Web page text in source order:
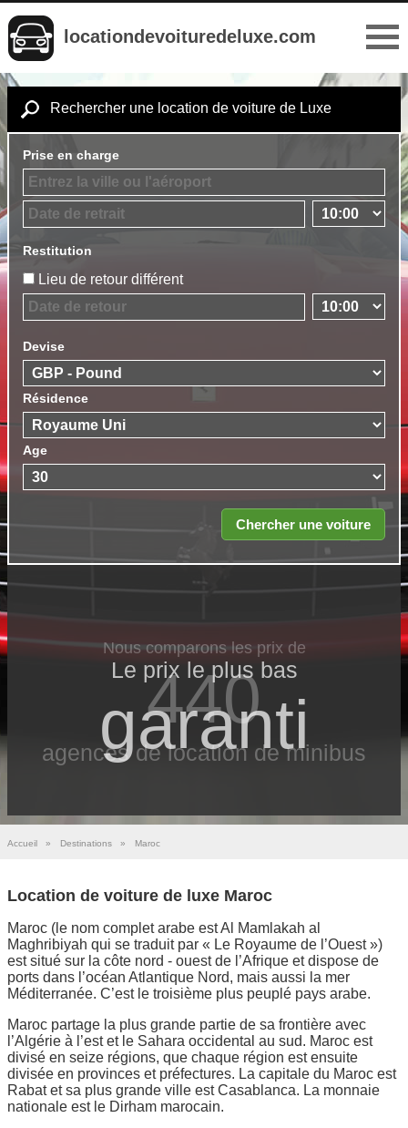
locationdevoituredeluxe.com
Rechercher une location de voiture de Luxe
Prise en charge
Restitution
Lieu de retour différent
Devise
Résidence
Age
Nous comparons les prix de
440
agences de location de minibus
Le prix le​ plus bas
garanti
Accueil » Destinations » Maroc
Location de voiture de luxe Maroc
Maroc (le nom complet arabe est Al Mamlakah al
Maghribiyah qui se traduit par « Le Royaume de l’Ouest »)
est situé sur la côte nord - ouest de l’Afrique et dispose de
ports dans l’océan Atlantique Nord, mais aussi la mer
Méditerranée. C’est le troisième plus peuplé pays arabe.
Maroc partage la plus grande partie de sa frontière avec
l’Algérie à l’est et le Sahara occidental au sud. Maroc est
divisé en seize régions, que chaque région est ensuite
divisée en provinces et préfectures. La capitale du Maroc est
Rabat et sa plus grande ville est Casablanca. La monnaie
nationale est le Dirham marocain.